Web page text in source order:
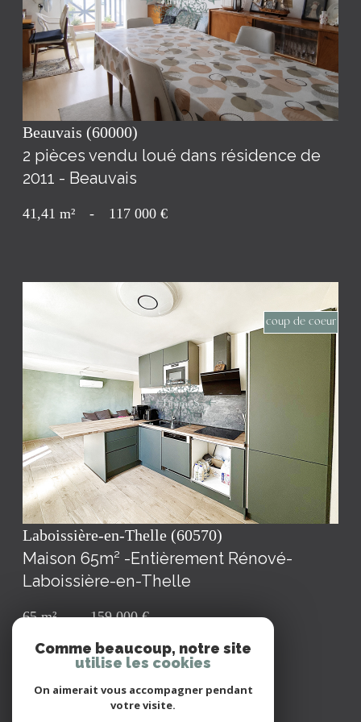
voir le bien
Beauvais (60000)
2 pièces vendu loué dans résidence de
2011 - Beauvais
41,41 m² - 117 000 €
coup de coeur
voir le bien
Laboissière-en-Thelle (60570)
Maison 65m² -Entièrement Rénové-
Laboissière-en-Thelle
65 m² - 159 000 €
Nous
Comme beaucoup, notre site
utilise les cookies
On aimerait vous accompagner pendant
votre visite.